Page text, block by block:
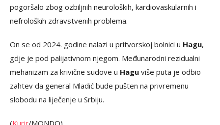
pogoršalo zbog ozbiljnih neuroloških, kardiovaskularnih i
nefroloških zdravstvenih problema.
On se od 2024. godine nalazi u pritvorskoj bolnici u Hagu,
gdje je pod palijativnom njegom. Međunarodni rezidualni
mehanizam za krivične sudove u Hagu više puta je odbio
zahtev da general Mladić bude pušten na privremenu
slobodu na liječenje u Srbiju.